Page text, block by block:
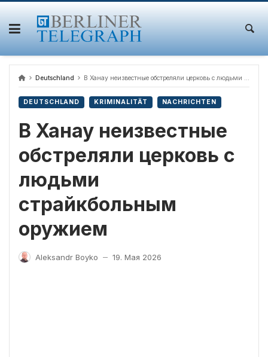
Skip
content
Deutschland В Ханау неизвестные обстреляли церковь с людьми страйкбольным оружием
DEUTSCHLAND KRIMINALITÄT NACHRICHTEN
В Ханау неизвестные
обстреляли церковь с
людьми
страйкбольным
оружием
Aleksandr Boyko — 19. Мая 2026